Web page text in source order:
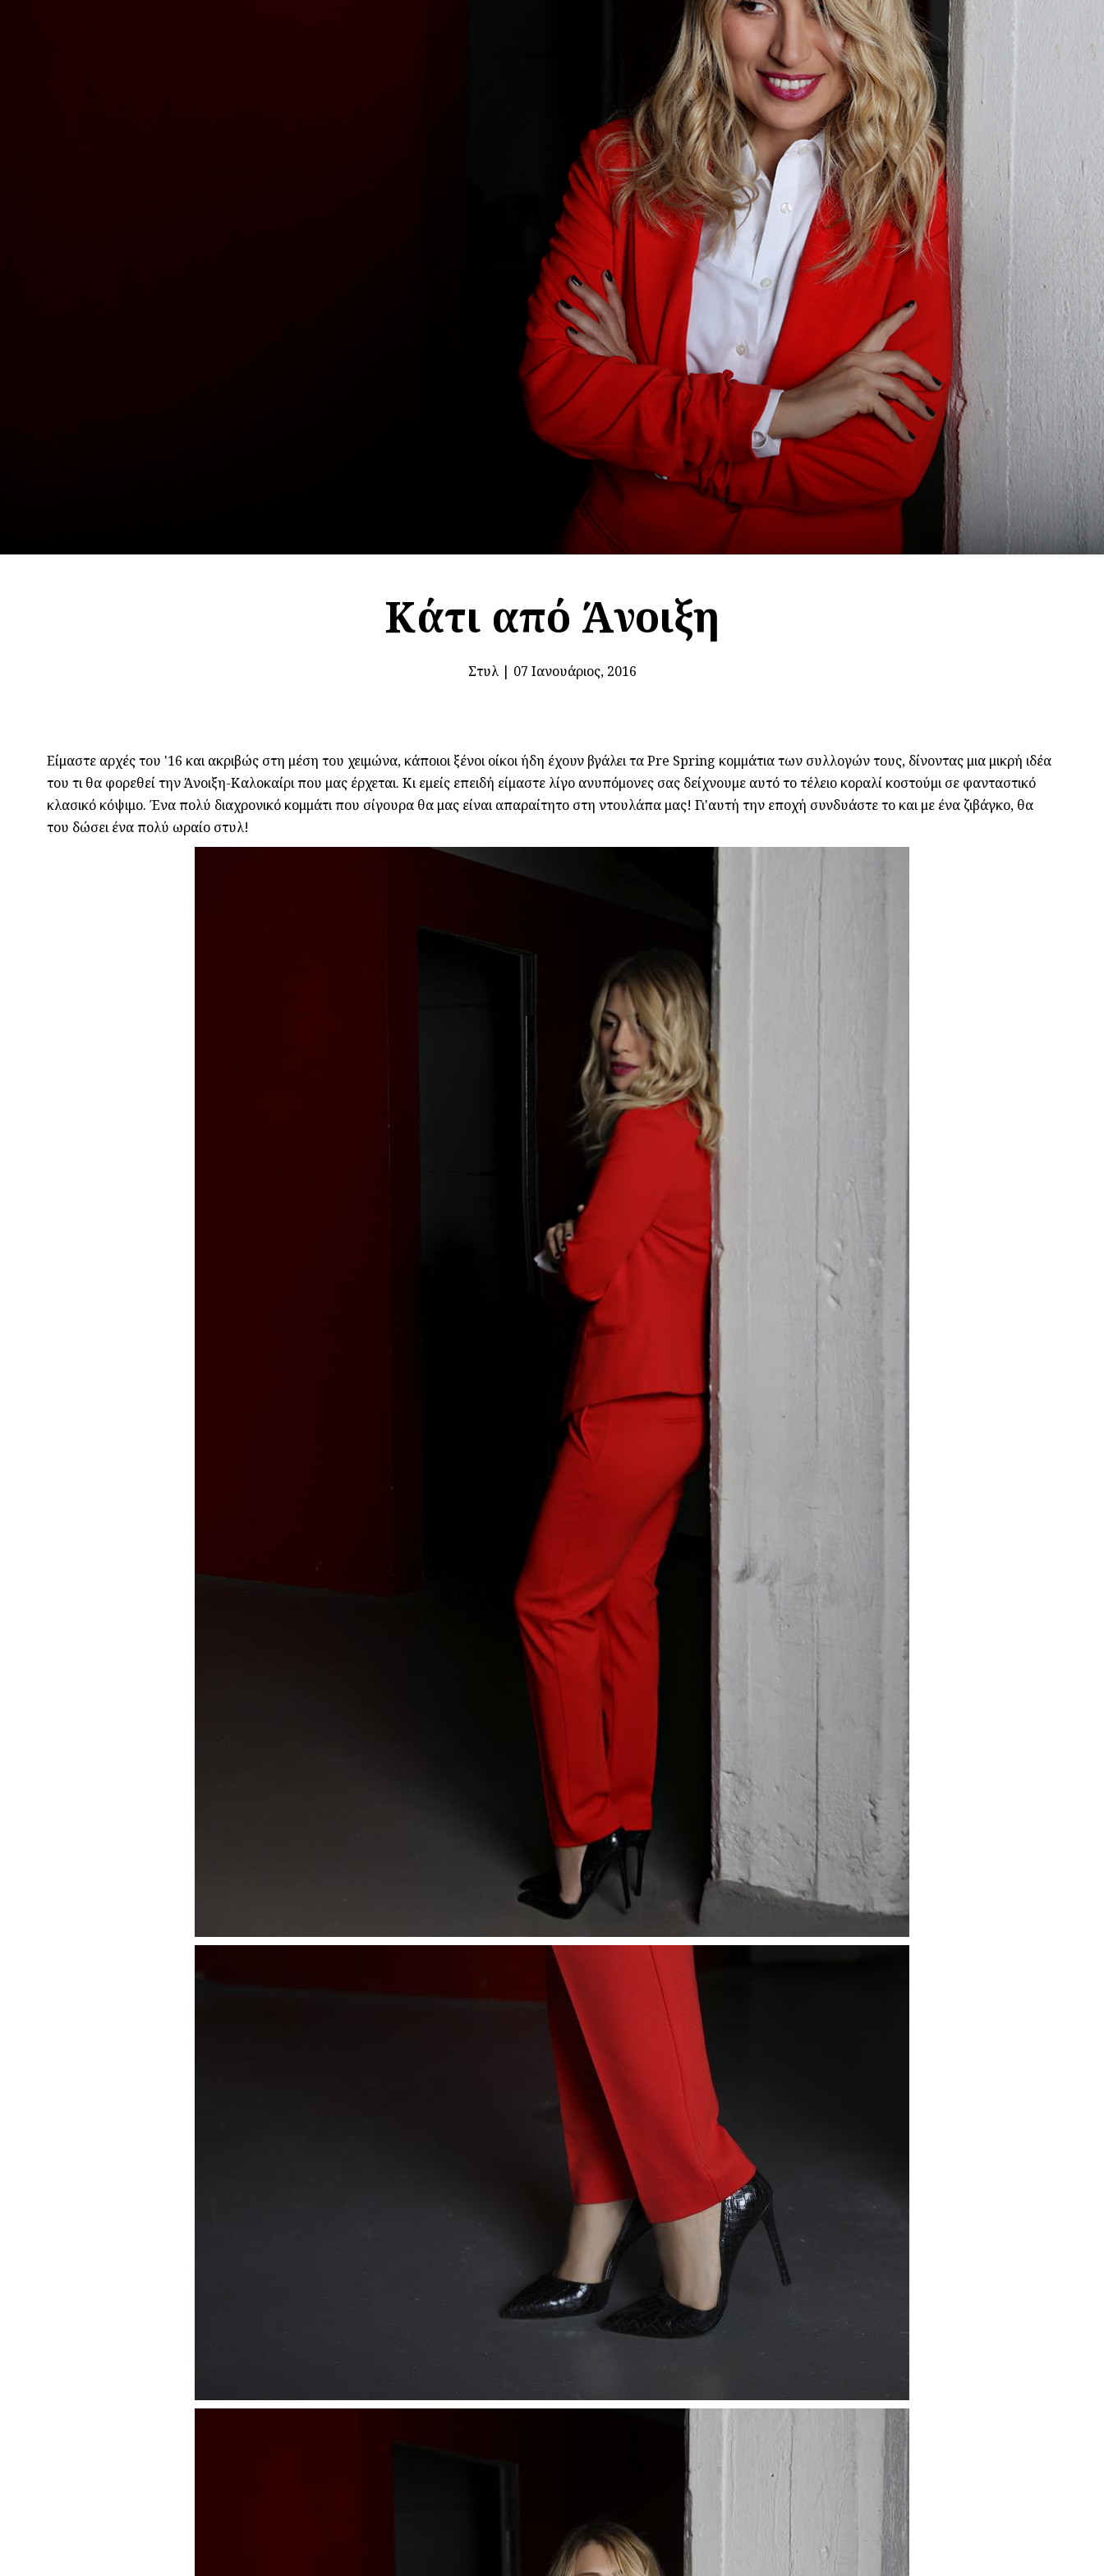
Κάτι από Άνοιξη
Στυλ| 07 Ιανουάριος, 2016
Είμαστε αρχές του '16 και ακριβώς στη μέση του χειμώνα, κάποιοι ξένοι οίκοι ήδη έχουν βγάλει τα Pre Spring κομμάτια των συλλογών τους, δίνοντας μια μικρή ιδέα
του τι θα φορεθεί την Άνοιξη-Καλοκαίρι που μας έρχεται. Κι εμείς επειδή είμαστε λίγο ανυπόμονες σας δείχνουμε αυτό το τέλειο κοραλί κοστούμι σε φανταστικό
κλασικό κόψιμο. Ένα πολύ διαχρονικό κομμάτι που σίγουρα θα μας είναι απαραίτητο στη ντουλάπα μας! Γι'αυτή την εποχή συνδυάστε το και με ένα ζιβάγκο, θα
του δώσει ένα πολύ ωραίο στυλ!